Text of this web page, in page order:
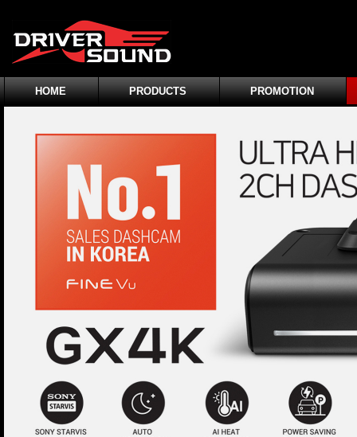
HOME PRODUCTS PROMOTION